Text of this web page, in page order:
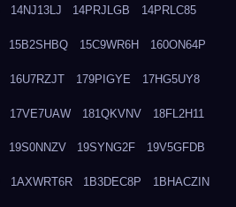
14NJ13LJ 14PRJLGB 14PRLC85
15B2SHBQ 15C9WR6H 160ON64P
16U7RZJT 179PIGYE 17HG5UY8
17VE7UAW 181QKVNV 18FL2H11
19S0NNZV 19SYNG2F 19V5GFDB
1AXWRT6R 1B3DEC8P 1BHACZIN